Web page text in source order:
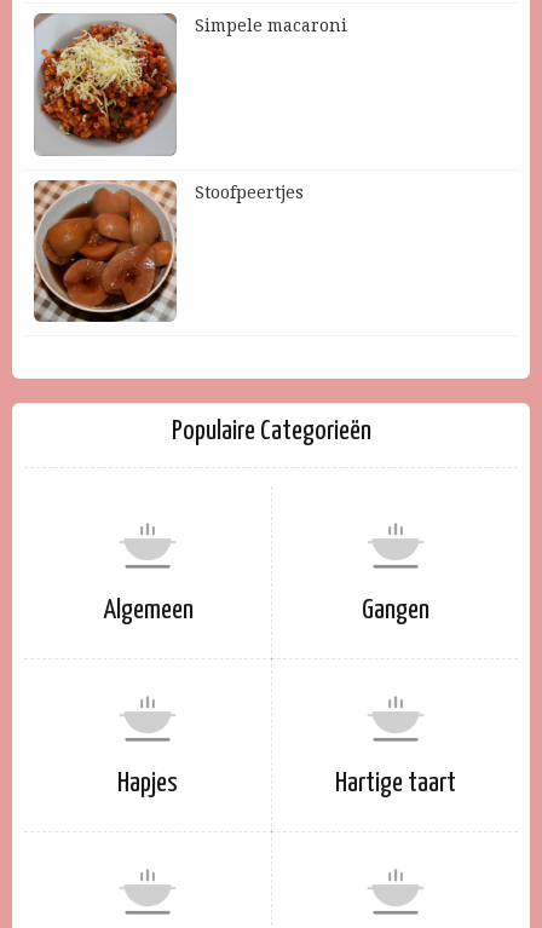
Simpele macaroni
Stoofpeertjes
Populaire Categorieën
Algemeen Gangen
Hapjes Hartige taart